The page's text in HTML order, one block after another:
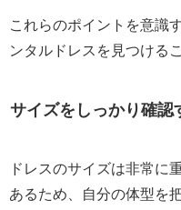
これらのポイントを意識
ンタルドレスを見つける
サイズをしっかり確認
ドレスのサイズは非常に
あるため、自分の体型を